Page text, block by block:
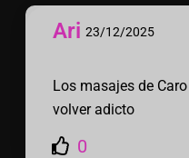
Ari 23/12/2025
Los masajes de
volver adicto
0